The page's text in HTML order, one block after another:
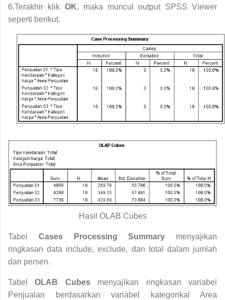
6.Terakhir klik OK, maka muncul output SPSS Viewer
seperti berikut.
Hasil OLAB Cubes
Tabel Cases Processing Summary menyajikan
ringkasan data include, exclude, dan total dalam jumlah
dan persen.
TabelOLAB Cubes menyajikan ringkasan variabel
Penjualan berdasarkan variabel kategorikal Area